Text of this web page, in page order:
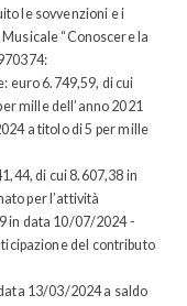
le sovvenzioni e i
“Conoscere la
euro 6.749,59, di cui
mille dell’anno 2021
a titolo di 5 per mille
di cui 8.607,38 in
per l’attività
in data 10/07/2024 -
del contributo
13/03/2024 a saldo